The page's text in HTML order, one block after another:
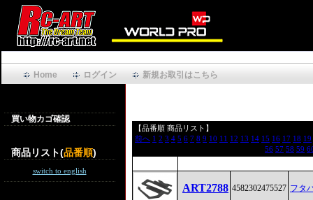
Home ログイン 新規お取引はこちら
買い物カゴ確認
商品リスト(品番順)
switch to english
【品番順 商品リスト】
前へ 1 2 3 4 5 6 7 8 9 10 11 12 13 14 15 16 17 18 19
56 57 58 59
ART2788 4582302475527 フタ